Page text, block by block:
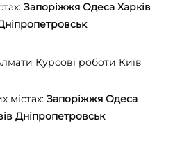
Запоріжжя Одеса Харків
Курсові роботи Київ
містах: Запоріжжя Одеса
Дніпропетровськ